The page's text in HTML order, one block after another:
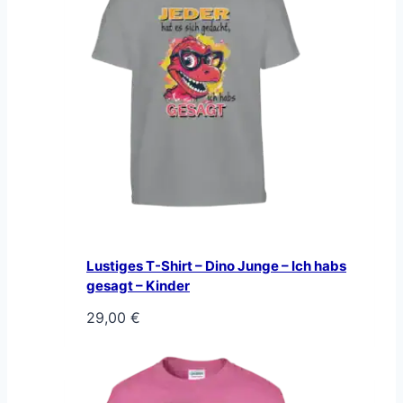
Lustiges T-Shirt – Dino Junge – Ich habs
gesagt – Kinder
29,00 €